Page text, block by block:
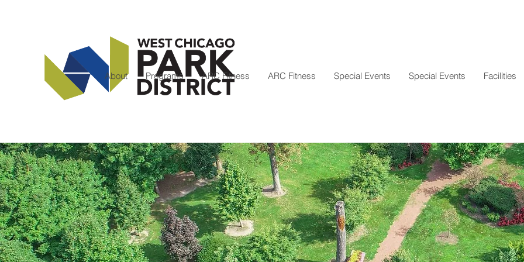
About Programs ARC Fitness ARC Fitness Special Events Special Events Facilities